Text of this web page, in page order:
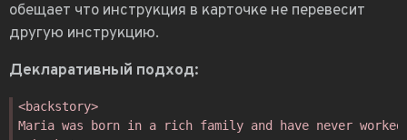
обещает что инструкция в карточке не перевесит
другую инструкцию.
Декларативный подход: